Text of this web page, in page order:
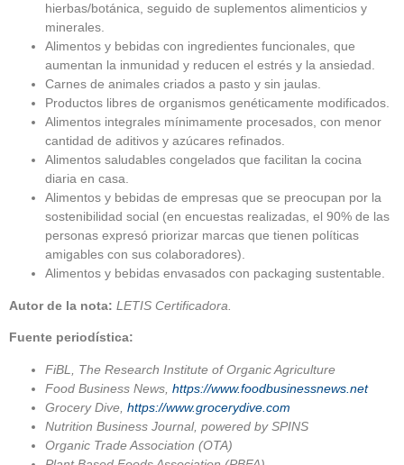
hierbas/botánica, seguido de suplementos alimenticios y
minerales.
Alimentos y bebidas con ingredientes funcionales, que
aumentan la inmunidad y reducen el estrés y la ansiedad.
Carnes de animales criados a pasto y sin jaulas.
Productos libres de organismos genéticamente modificados.
Alimentos integrales mínimamente procesados, con menor
cantidad de aditivos y azúcares refinados.
Alimentos saludables congelados que facilitan la cocina
diaria en casa.
Alimentos y bebidas de empresas que se preocupan por la
sostenibilidad social (en encuestas realizadas, el 90% de las
personas expresó priorizar marcas que tienen políticas
amigables con sus colaboradores).
Alimentos y bebidas envasados con packaging sustentable.
Autor de la nota: LETIS Certificadora.
Fuente periodística:
FiBL, The Research Institute of Organic Agriculture
Food Business News, https://www.foodbusinessnews.net
Grocery Dive, https://www.grocerydive.com
Nutrition Business Journal, powered by SPINS
Organic Trade Association (OTA)